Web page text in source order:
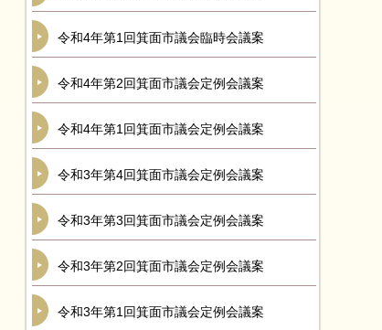
令和4年第1回箕面市議会臨時会議案
令和4年第2回箕面市議会定例会議案
令和4年第1回箕面市議会定例会議案
令和3年第4回箕面市議会定例会議案
令和3年第3回箕面市議会定例会議案
令和3年第2回箕面市議会定例会議案
令和3年第1回箕面市議会定例会議案